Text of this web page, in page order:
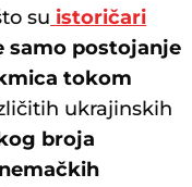
su istoričari
samo postojanje
tokom
ukrajinskih
broja